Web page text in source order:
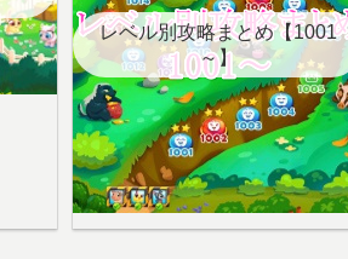
レベル別攻略まとめ【1001
～】